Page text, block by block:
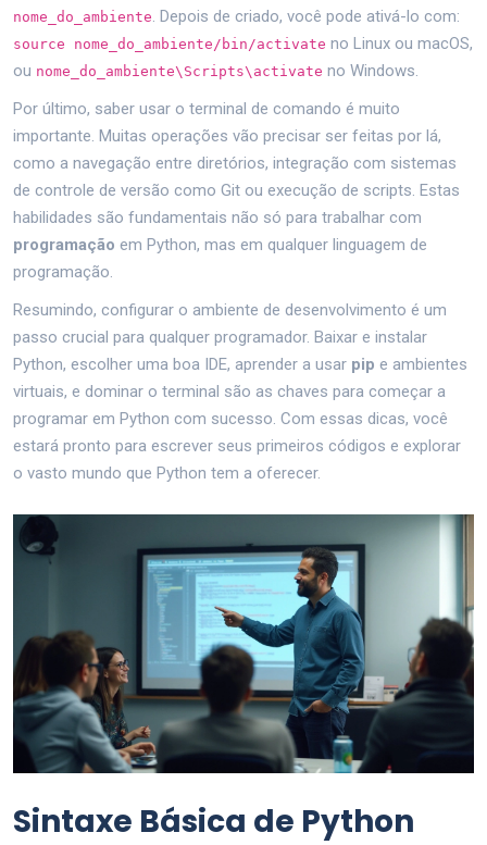
nome_do_ambiente . Depois de criado, você pode ativá-lo com:
source nome_do_ambiente/bin/activate no Linux ou macOS,
ou nome_do_ambiente\Scripts\activate no Windows.
Por último, saber usar o terminal de comando é muito
importante. Muitas operações vão precisar ser feitas por lá,
como a navegação entre diretórios, integração com sistemas
de controle de versão como Git ou execução de scripts. Estas
habilidades são fundamentais não só para trabalhar com
programação em Python, mas em qualquer linguagem de
programação.
Resumindo, configurar o ambiente de desenvolvimento é um
passo crucial para qualquer programador. Baixar e instalar
Python, escolher uma boa IDE, aprender a usar pip e ambientes
virtuais, e dominar o terminal são as chaves para começar a
programar em Python com sucesso. Com essas dicas, você
estará pronto para escrever seus primeiros códigos e explorar
o vasto mundo que Python tem a oferecer.
Sintaxe Básica de Python